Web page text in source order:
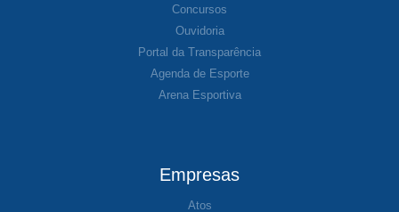
Concursos
Ouvidoria
Portal da Transparência
Agenda de Esporte
Arena Esportiva
Empresas
Atos